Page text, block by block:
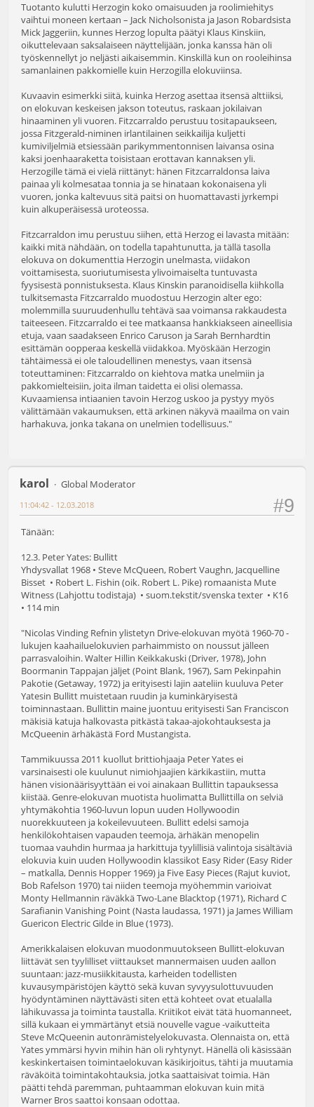
Tuotanto kulutti Herzogin koko omaisuuden ja roolimiehitys
vaihtui moneen kertaan – Jack Nicholsonista ja Jason Robardsista
Mick Jaggeriin, kunnes Herzog lopulta päätyi Klaus Kinskiin,
oikuttelevaan saksalaiseen näyttelijään, jonka kanssa hän oli
työskennellyt jo neljästi aikaisemmin. Kinskillä kun on rooleihinsa
samanlainen pakkomielle kuin Herzogilla elokuviinsa.
Kuvaavin esimerkki siitä, kuinka Herzog asettaa itsensä alttiiksi,
on elokuvan keskeisen jakson toteutus, raskaan jokilaivan
hinaaminen yli vuoren. Fitzcarraldo perustuu tositapaukseen,
jossa Fitzgerald-niminen irlantilainen seikkailija kuljetti
kumiviljelmiä etsiessään parikymmentonnisen laivansa osina
kaksi joenhaaraketta toisistaan erottavan kannaksen yli.
Herzogille tämä ei vielä riittänyt: hänen Fitzcarraldonsa laiva
painaa yli kolmesataa tonnia ja se hinataan kokonaisena yli
vuoren, jonka kaltevuus sitä paitsi on huomattavasti jyrkempi
kuin alkuperäisessä uroteossa.
Fitzcarraldon imu perustuu siihen, että Herzog ei lavasta mitään:
kaikki mitä nähdään, on todella tapahtunutta, ja tällä tasolla
elokuva on dokumenttia Herzogin unelmasta, viidakon
voittamisesta, suoriutumisesta ylivoimaiselta tuntuvasta
fyysisestä ponnistuksesta. Klaus Kinskin paranoidisella kiihkolla
tulkitsemasta Fitzcarraldo muodostuu Herzogin alter ego:
molemmilla suuruudenhullu tehtävä saa voimansa rakkaudesta
taiteeseen. Fitzcarraldo ei tee matkaansa hankkiakseen aineellisia
etuja, vaan saadakseen Enrico Caruson ja Sarah Bernhardtin
esittämän oopperaa keskellä viidakkoa. Myöskään Herzogin
tähtäimessä ei ole taloudellinen menestys, vaan itsensä
toteuttaminen: Fitzcarraldo on kiehtova matka unelmiin ja
pakkomielteisiin, joita ilman taidetta ei olisi olemassa.
Kuvaamiensa intiaanien tavoin Herzog uskoo ja pystyy myös
välittämään vakaumuksen, että arkinen näkyvä maailma on vain
harhakuva, jonka takana on unelmien todellisuus."
karol Global Moderator
#9
11:04:42 - 12.03.2018
Tänään:
12.3. Peter Yates: Bullitt
Yhdysvallat 1968 • Steve McQueen, Robert Vaughn, Jacquelline
Bisset • Robert L. Fishin (oik. Robert L. Pike) romaanista Mute
Witness (Lahjottu todistaja) • suom.tekstit/svenska texter • K16
• 114 min
"Nicolas Vinding Refnin ylistetyn Drive-elokuvan myötä 1960-70 -
lukujen kaahailuelokuvien parhaimmisto on noussut jälleen
parrasvaloihin. Walter Hillin Keikkakuski (Driver, 1978), John
Boormanin Tappajan jäljet (Point Blank, 1967), Sam Pekinpahin
Pakotie (Getaway, 1972) ja erityisesti lajin aateliin kuuluva Peter
Yatesin Bullitt muistetaan ruudin ja kuminkäryisestä
toiminnastaan. Bullittin maine juontuu erityisesti San Franciscon
mäkisiä katuja halkovasta pitkästä takaa-ajokohtauksesta ja
McQueenin ärhäkästä Ford Mustangista.
Tammikuussa 2011 kuollut brittiohjaaja Peter Yates ei
varsinaisesti ole kuulunut nimiohjaajien kärkikastiin, mutta
hänen visionäärisyyttään ei voi ainakaan Bullittin tapauksessa
kiistää. Genre-elokuvan muotista huolimatta Bullittilla on selviä
yhtymäkohtia 1960-luvun lopun uuden Hollywoodin
nuorekkuuteen ja kokeilevuuteen. Bullitt edelsi samoja
henkilökohtaisen vapauden teemoja, ärhäkän menopelin
tuomaa vauhdin hurmaa ja harkittuja tyylillisiä valintoja sisältäviä
elokuvia kuin uuden Hollywoodin klassikot Easy Rider (Easy Rider
– matkalla, Dennis Hopper 1969) ja Five Easy Pieces (Rajut kuviot,
Bob Rafelson 1970) tai niiden teemoja myöhemmin varioivat
Monty Hellmannin räväkkä Two-Lane Blacktop (1971), Richard C
Sarafianin Vanishing Point (Nasta laudassa, 1971) ja James William
Guericon Electric Gilde in Blue (1973).
Amerikkalaisen elokuvan muodonmuutokseen Bullitt-elokuvan
liittävät sen tyylilliset viittaukset mannermaisen uuden aallon
suuntaan: jazz-musiikkitausta, karheiden todellisten
kuvausympäristöjen käyttö sekä kuvan syvyysulottuvuuden
hyödyntäminen näyttävästi siten että kohteet ovat etualalla
lähikuvassa ja toiminta taustalla. Kriitikot eivät tätä huomanneet,
sillä kukaan ei ymmärtänyt etsiä nouvelle vague -vaikutteita
Steve McQueenin autonrämistelyelokuvasta. Olennaista on, että
Yates ymmärsi hyvin mihin hän oli ryhtynyt. Hänellä oli käsissään
keskinkertaisen toimintaelokuvan käsikirjoitus, tähti ja muutamia
räväköitä toimintakohtauksia, jotka saattaisivat toimia. Hän
päätti tehdä paremman, puhtaamman elokuvan kuin mitä
Warner Bros saattoi konsaan odottaa.